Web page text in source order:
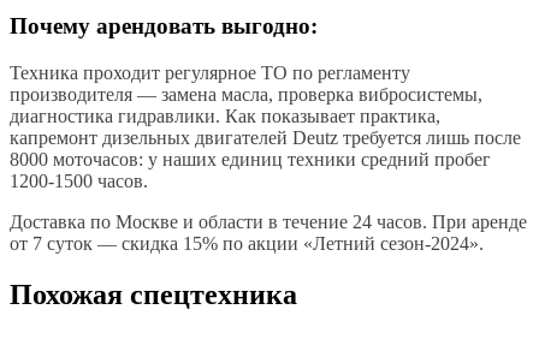
Почему арендовать выгодно:
Техника проходит регулярное ТО по регламенту
производителя — замена масла, проверка вибросистемы,
диагностика гидравлики. Как показывает практика,
капремонт дизельных двигателей Deutz требуется лишь после
8000 моточасов: у наших единиц техники средний пробег
1200-1500 часов.
Доставка по Москве и области в течение 24 часов. При аренде
от 7 суток — скидка 15% по акции «Летний сезон-2024».
Похожая спецтехника